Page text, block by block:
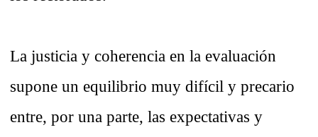
La justicia y coherencia en la evaluación
supone un equilibrio muy difícil y precario
entre, por una parte, las expectativas y